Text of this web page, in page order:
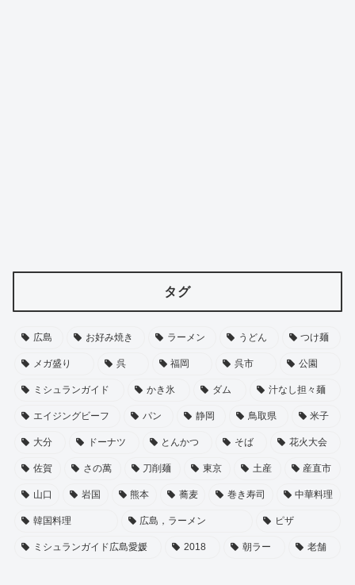
タグ
広島 お好み焼き ラーメン うどん つけ麺
メガ盛り 呉 福岡 呉市 公園
ミシュランガイド かき氷 ダム 汁なし担々麺
エイジングビーフ パン 静岡 鳥取県 米子
大分 ドーナツ とんかつ そば 花火大会
佐賀 さの萬 刀削麺 東京 土産 産直市
山口 岩国 熊本 蕎麦 巻き寿司 中華料理
韓国料理 広島，ラーメン ピザ
ミシュランガイド広島愛媛 2018 朝ラー 老舗